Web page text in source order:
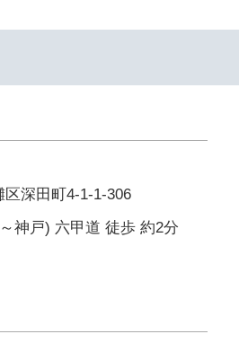
深田町4-1-1-306
神戸) 六甲道 徒歩 約2分